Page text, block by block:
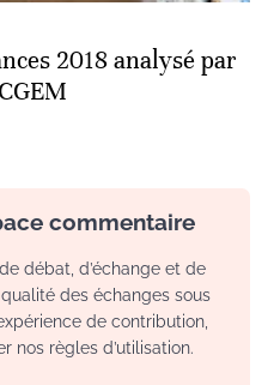
2018 analysé par
commentaire
débat, d’échange et de
des échanges sous
de contribution,
nos règles d’utilisation.